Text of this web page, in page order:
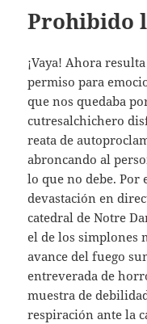
Prohibido
¡Vaya! Ahora
permiso para
que nos quedaba
cutresalchichero
reata de
abroncando al
lo que no debe. Por
devastación en
catedral de Notre
el de los simplones
avance del fuego
entreverada de
muestra de
respiración ante la